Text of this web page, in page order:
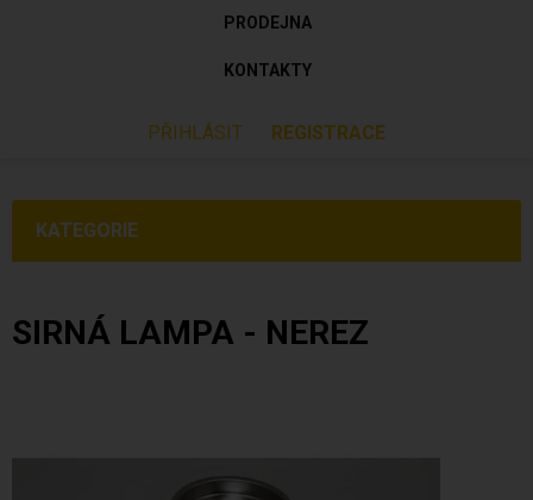
PRODEJNA
KONTAKTY
PŘIHLÁSIT REGISTRACE
KATEGORIE
SIRNÁ LAMPA - NEREZ